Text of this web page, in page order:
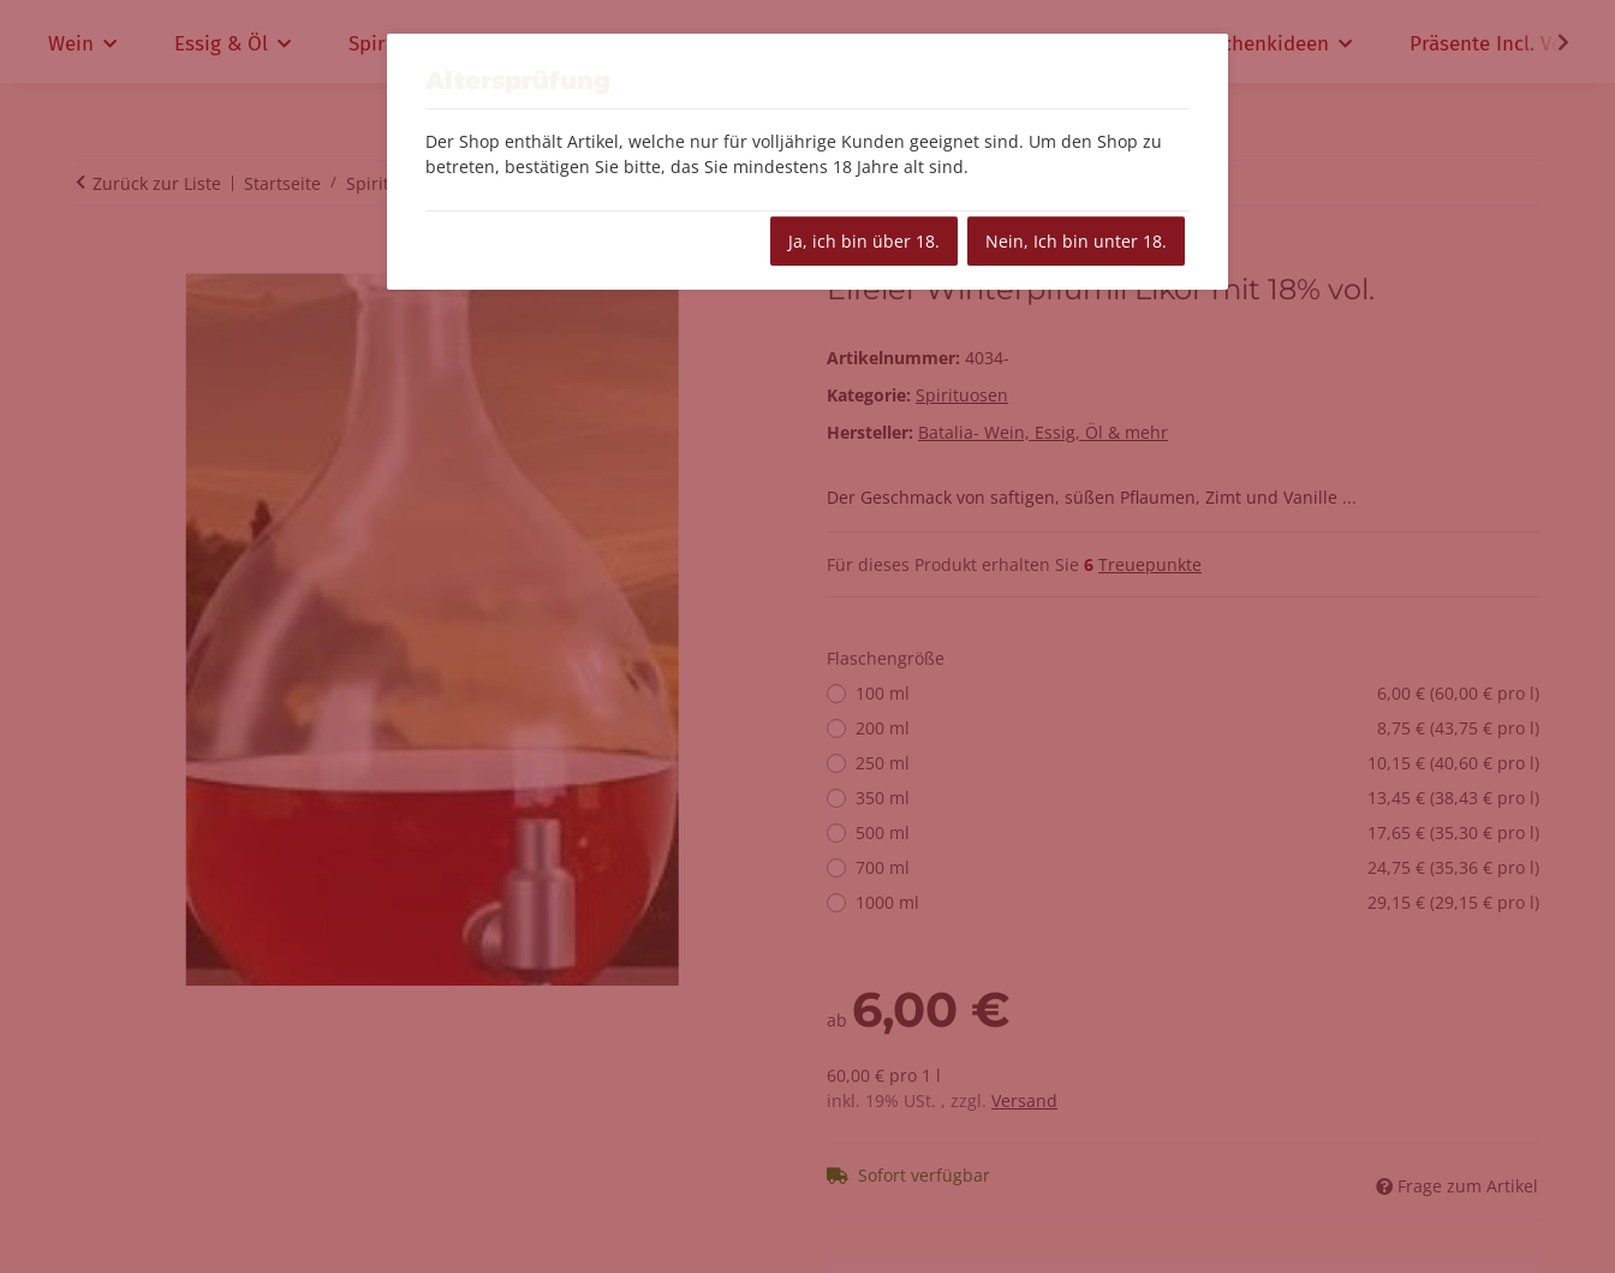
Wein Essig & Öl Spirituosen Geschenkideen Präsente Incl. Versand
Zurück zur Liste Startseite Spirituosen Eifeler Winterpflümli Likör mit 18% vol.
Eifeler Winterpflümli Likör mit 18% vol.
Artikelnummer: 4034-
Kategorie: Spirituosen
Hersteller: Batalia- Wein, Essig, Öl & mehr
Der Geschmack von saftigen, süßen Pflaumen, Zimt und Vanille ...
Für dieses Produkt erhalten Sie 6 Treuepunkte
Flaschengröße
100 ml
6,00 € (60,00 € pro l)
200 ml
8,75 € (43,75 € pro l)
250 ml
10,15 € (40,60 € pro l)
350 ml
13,45 € (38,43 € pro l)
500 ml
17,65 € (35,30 € pro l)
700 ml
24,75 € (35,36 € pro l)
1000 ml
29,15 € (29,15 € pro l)
ab 6,00 €
60,00 € pro 1 l
inkl. 19% USt. , zzgl. Versand
Sofort verfügbar Frage zum Artikel
Der Shop enthält Artikel, welche nur für volljährige Kunden geeignet sind. Um den Shop zu
betreten, bestätigen Sie bitte, das Sie mindestens 18 Jahre alt sind.
Ja, ich bin über 18. Nein, Ich bin unter 18.